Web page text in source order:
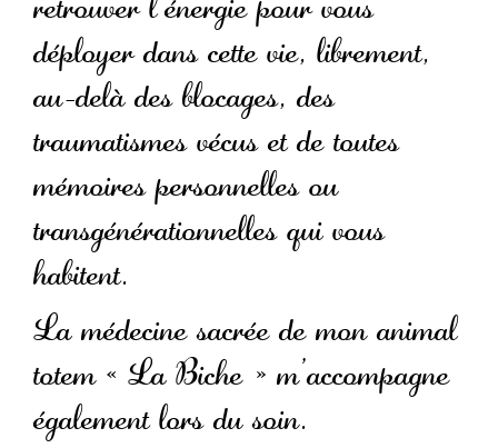
déployer dans cette vie, librement,
au-delà des blocages, des
traumatismes vécus et de toutes
mémoires personnelles ou
transgénérationnelles qui vous
habitent.
La médecine sacrée de mon animal
totem « La Biche » m’accompagne
également lors du soin.